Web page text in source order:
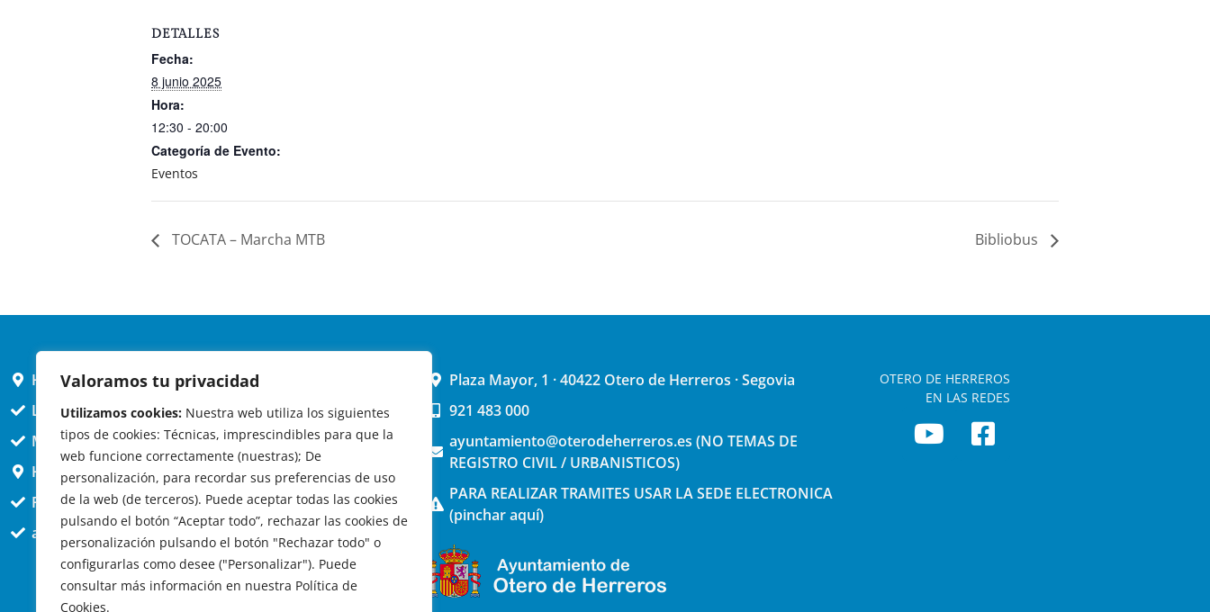
Valoramos tu privacidad
Utilizamos cookies: Nuestra web utiliza los siguientes
tipos de cookies: Técnicas, imprescindibles para que la
web funcione correctamente (nuestras); De
personalización, para recordar sus preferencias de uso
de la web (de terceros). Puede aceptar todas las cookies
pulsando el botón “Aceptar todo”, rechazar las cookies de
personalización pulsando el botón "Rechazar todo" o
configurarlas como desee ("Personalizar"). Puede
consultar más información en nuestra Política de
Cookies.
DETALLES
Fecha:
8 junio 2025
Hora:
12:30 - 20:00
Categoría de Evento:
Eventos
TOCATA – Marcha MTB Bibliobus
HORARIO AYUNTAMIENTO
L,X,J,V 9 a 14h
MARTES cerrado atención presencial
HORARIO ARQUITECTO
Presencial jueves 12h a 14:30
att. telefónica jueves 10 a 14:30h.
Plaza Mayor, 1 · 40422 Otero de Herreros · Segovia
921 483 000
ayuntamiento@oterodeherreros.es (NO TEMAS DE
REGISTRO CIVIL / URBANISTICOS)
PARA REALIZAR TRAMITES USAR LA SEDE ELECTRONICA
(pinchar aquí)
OTERO DE HERREROS
EN LAS REDES